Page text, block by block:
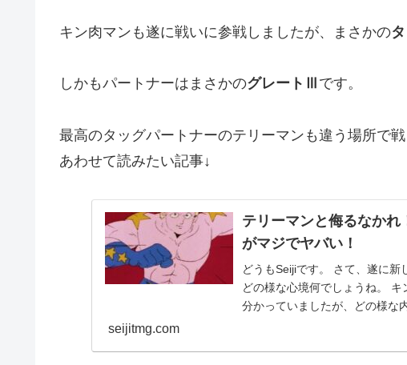
キン肉マンも遂に戦いに参戦しましたが、まさかの
しかもパートナーはまさかのグレートⅢ です。
最高のタッグパートナーのテリーマンも違う場所で
あわせて読みたい記事↓
テリーマンと侮るなか
がマジでヤバい！
どうもSeijiです。 さて、遂に
どの様な心境何でしょうね。
分かっていましたが、どの様な
seijitmg.com